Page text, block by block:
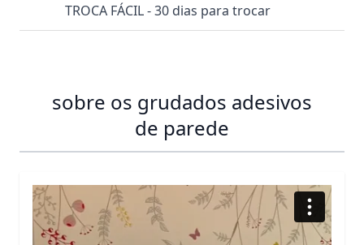
TROCA FÁCIL - 30 dias para trocar
sobre os grudados adesivos
de parede